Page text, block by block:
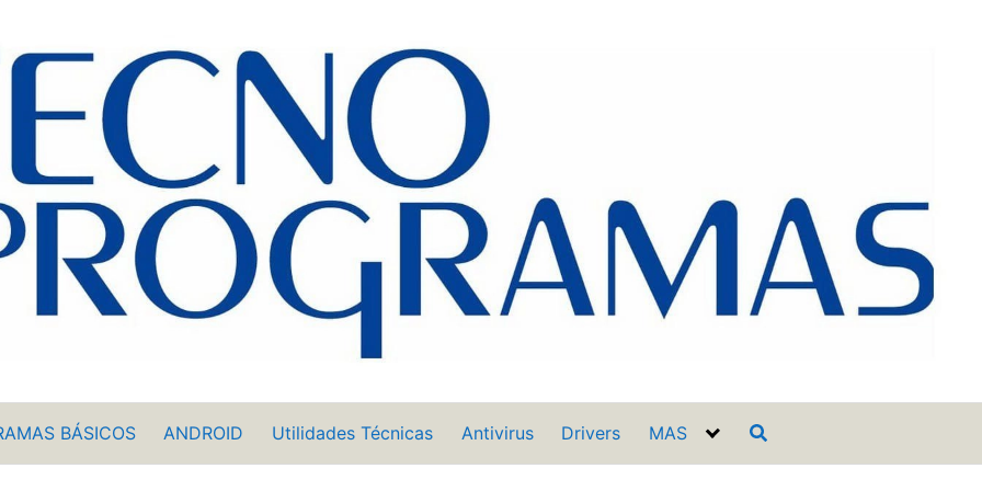
BÁSICOS ANDROID Utilidades Técnicas Antivirus Drivers MAS